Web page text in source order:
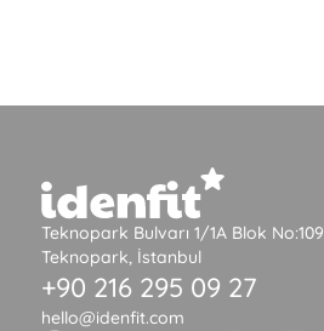
Teknopark Bulvarı 1/1A Blok No:109
Teknopark, İstanbul
+90 216 295 09 27
hello@idenfit.com